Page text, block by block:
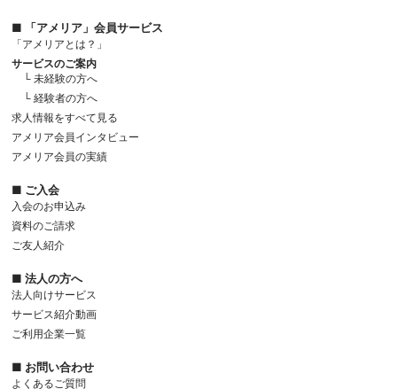
■ 「アメリア」会員サービス
「アメリアとは？」
サービスのご案内
└ 未経験の方へ
└ 経験者の方へ
求人情報をすべて見る
アメリア会員インタビュー
アメリア会員の実績
■ ご入会
入会のお申込み
資料のご請求
ご友人紹介
■ 法人の方へ
法人向けサービス
サービス紹介動画
ご利用企業一覧
■ お問い合わせ
よくあるご質問